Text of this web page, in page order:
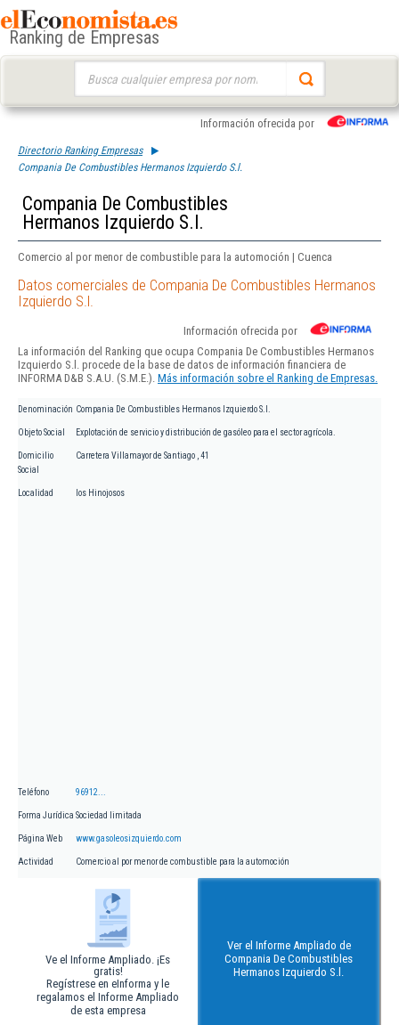
Ranking de Empresas
Información ofrecida por
Directorio Ranking Empresas
Compania De Combustibles Hermanos Izquierdo S.l.
Compania De Combustibles
Hermanos Izquierdo S.l.
Comercio al por menor de combustible para la automoción | Cuenca
Datos comerciales de Compania De Combustibles Hermanos
Izquierdo S.l.
Información ofrecida por
La información del Ranking que ocupa Compania De Combustibles Hermanos
Izquierdo S.l. procede de la base de datos de información financiera de
INFORMA D&B S.A.U. (S.M.E.). Más información sobre el Ranking de Empresas.
Denominación Compania De Combustibles Hermanos Izquierdo S.l.
Objeto Social Explotación de servicio y distribución de gasóleo para el sector agrícola.
Domicilio
Social
Carretera Villamayor de Santiago , 41
Localidad los Hinojosos
Teléfono 96912...
Forma Jurídica Sociedad limitada
Página Web www.gasoleosizquierdo.com
Actividad Comercio al por menor de combustible para la automoción
Ve el Informe Ampliado. ¡Es
gratis!
Regístrese en eInforma y le
regalamos el Informe Ampliado
de esta empresa
Ver el Informe Ampliado de
Compania De Combustibles
Hermanos Izquierdo S.l.